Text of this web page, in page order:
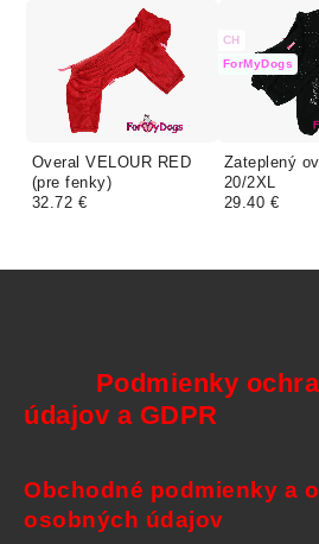
Overal VELOUR RED
(pre fenky)
32.72 €
Zateplený
20/2XL
CH
ForMyDogs
29.40 €
Podmienky
údajov a GDPR
Obchodné podmienky a
osobných údajov